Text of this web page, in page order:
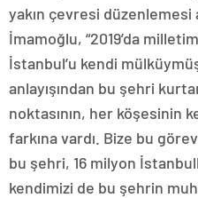
yakın çevresi düzenlemesi
İmamoğlu, “2019’da
İstanbul’u kendi
anlayışından bu şehri
noktasının, her köşesinin
farkına vardı. Bize bu
bu şehri, 16 milyon
kendimizi de bu şehrin